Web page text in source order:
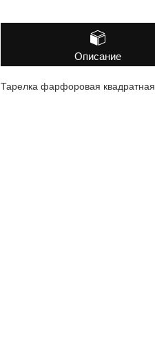
Описание
Тарелка фарфоровая квадратная.